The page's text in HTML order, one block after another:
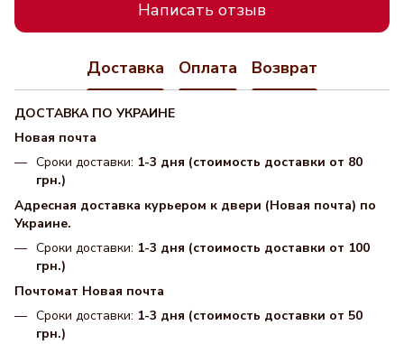
Написать отзыв
Доставка Оплата Возврат
ДОСТАВКА ПО УКРАИНЕ
Новая почта
Сроки доставки: 1-3 дня (стоимость доставки от 80
грн.)
Адресная доставка курьером к двери (Новая почта) по
Украине.
Сроки доставки: 1-3 дня (стоимость доставки от 100
грн.)
Почтомат Новая почта
Сроки доставки: 1-3 дня (стоимость доставки от 50
грн.)